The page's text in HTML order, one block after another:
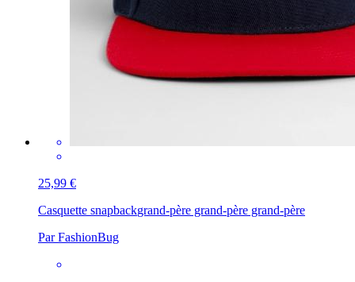
25,99 €
Casquette snapbackgrand-père grand-père grand-père
Par FashionBug